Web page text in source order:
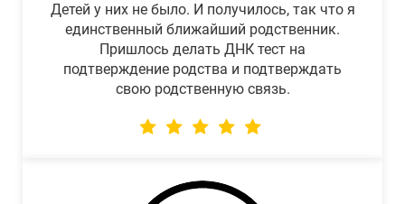
Детей у них не было. И получилось, так что я
единственный ближайший родственник.
Пришлось делать ДНК тест на
подтверждение родства и подтверждать
свою родственную связь.